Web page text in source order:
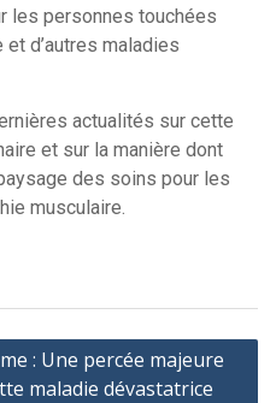
les personnes touchées
d’autres maladies
actualités sur cette
et sur la manière dont
des soins pour les
musculaire.
: Une percée majeure
maladie dévastatrice